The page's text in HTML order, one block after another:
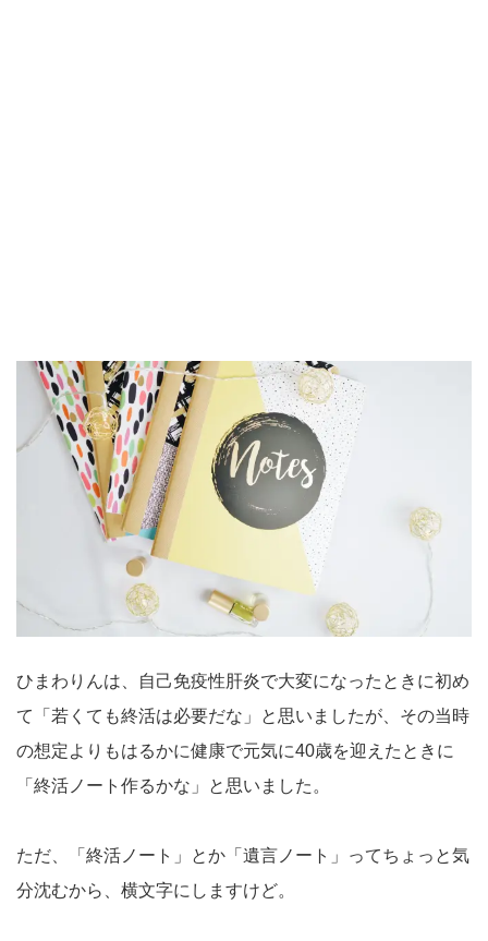
ひまわりんは、自己免疫性肝炎で大変になったときに初め
て「若くても終活は必要だな」と思いましたが、その当時
の想定よりもはるかに健康で元気に40歳を迎えたときに
「終活ノート作るかな」と思いました。
ただ、「終活ノート」とか「遺言ノート」ってちょっと気
分沈むから、横文字にしますけど。